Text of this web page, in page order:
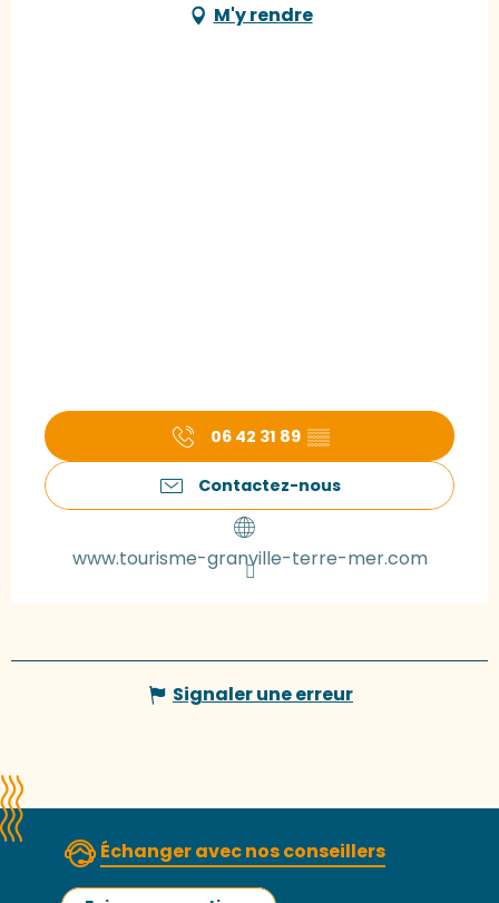
M'y rendre
06 42 31 89 ▒▒
Contactez-nous
www.tourisme-granville-terre-mer.com
Signaler une erreur
Échanger avec nos conseillers